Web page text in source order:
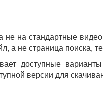
на стандартные
а не страница поиска,
доступные
версии для